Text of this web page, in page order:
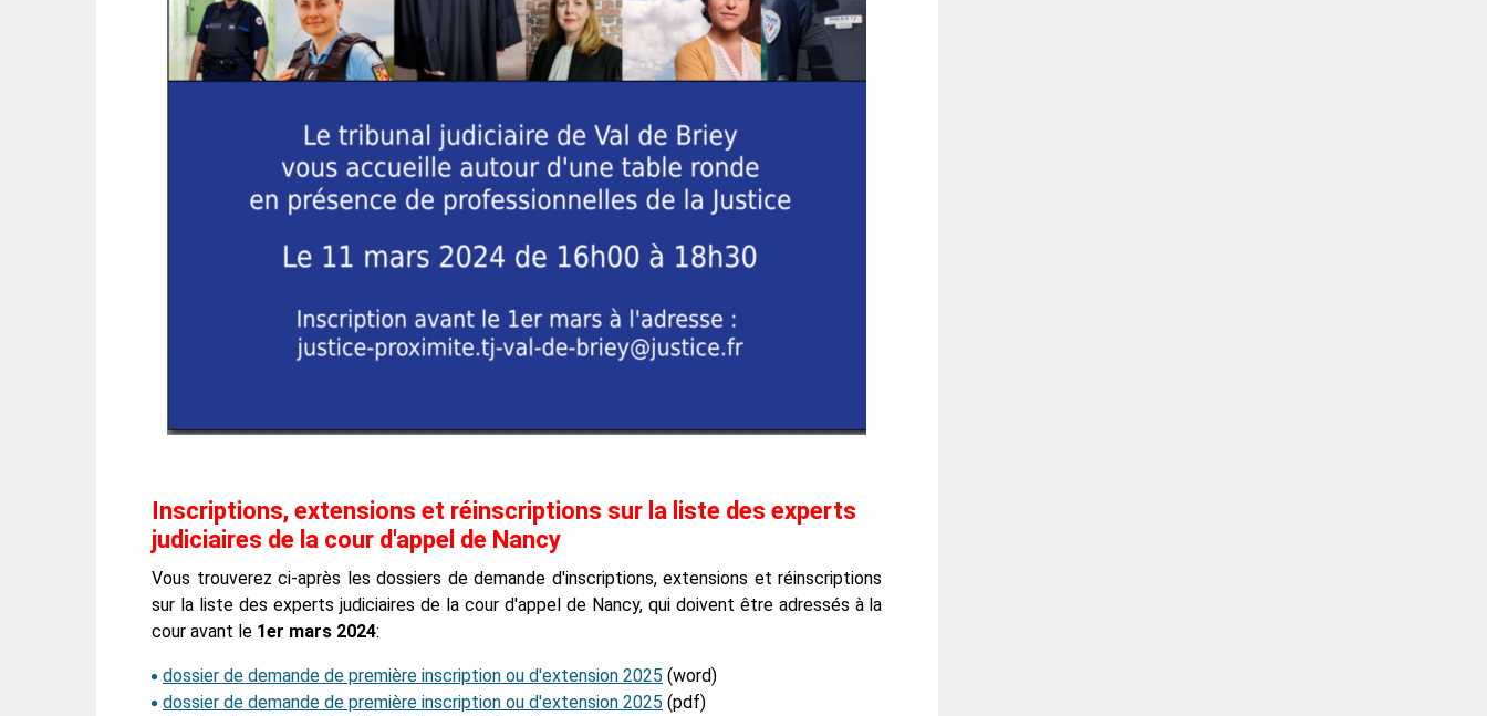
Inscriptions, extensions et réinscriptions sur la liste des experts
judiciaires de la cour d'appel de Nancy
Vous trouverez ci-après les dossiers de demande d'inscriptions, extensions et réinscriptions
sur la liste des experts judiciaires de la cour d'appel de Nancy, qui doivent être adressés à la
cour avant le 1er mars 2024:
dossier de demande de première inscription ou d'extension 2025 (word)
dossier de demande de première inscription ou d'extension 2025 (pdf)